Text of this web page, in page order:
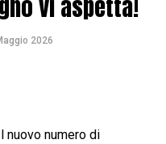
vi aspetta!
2026
Il nuovo numero di